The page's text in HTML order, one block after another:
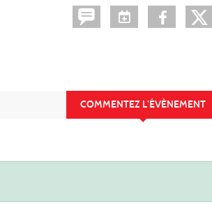
COMMENTEZ L’ÉVÈNEMENT